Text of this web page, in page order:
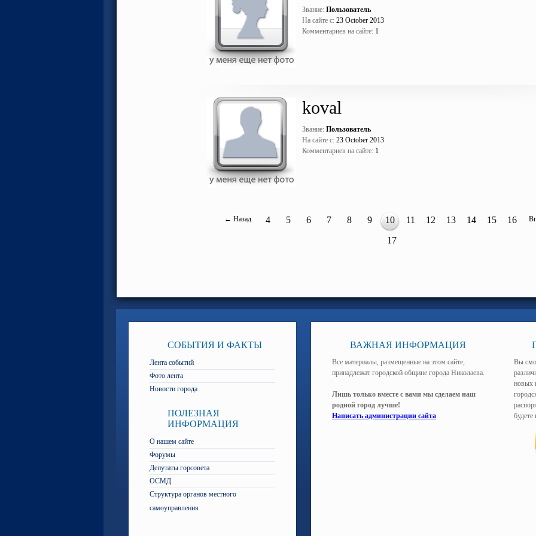
Звание: Пользователь
На сайте с: 23 October 2013
Комментариев на сайте: 1
koval
Звание: Пользователь
На сайте с: 23 October 2013
Комментариев на сайте: 1
← Назад 4 5 6 7 8 9 10 11 12 13 14 15
16
17
СОБЫТИЯ И ФАКТЫ
Лента событий
Фото лента
Новости города
ПОЛЕЗНАЯ
ИНФОРМАЦИЯ
О нашем сайте
Форумы
Депутаты горсовета
ОСМД
Структура органов местного
самоуправления
ВАЖНАЯ ИНФОРМАЦИЯ
Все материалы, размещенные на этом сайте,
принадлежат городской общине города Николаева.
Лишь только вместе с вами мы сделаем наш
родной город лучше!
Написать администрации сайта
Вы
новых
будете